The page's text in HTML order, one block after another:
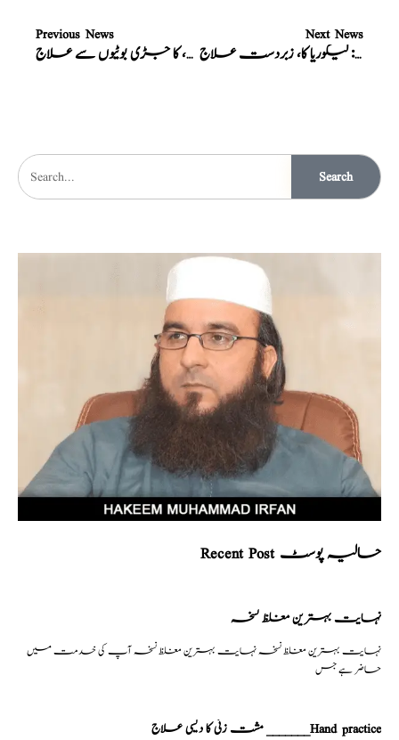
Previous News
نسخہ الشفاء : لیکوریا، اور جریان، کا جڑی بوٹیوں سے علاج
Next News
نسخہ الشفاء : لیکوریا کا، زبردست علاج
Search
Recent Post حالیہ پوسٹ
نہایت بہترین مغلظ نسخہ
نہایت بہترین مغلظ نسخہ نہایت بہترین مغلظ نسخہ آپ کی خدمت میں
حاضر ہے جس
مشت زنی کا دیسی علاج _______Hand practice